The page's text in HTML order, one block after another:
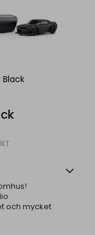
Black
och mycket